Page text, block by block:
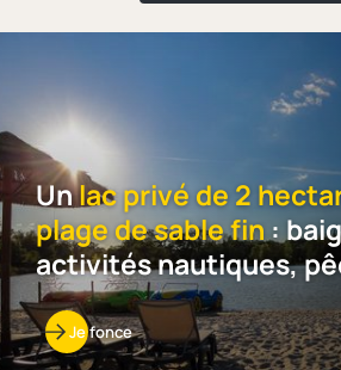
Unlac privé de 2
plage de sable fin:
activités nautiques,
Je fonce